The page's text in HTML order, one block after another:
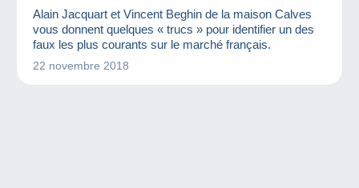
Alain Jacquart et Vincent Beghin de la maison Calves
vous donnent quelques « trucs » pour identifier un des
faux les plus courants sur le marché français.
22 novembre 2018